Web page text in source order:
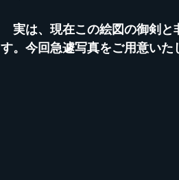
実は、現在この絵図の御剣と
す。今回急遽写真をご用意いた